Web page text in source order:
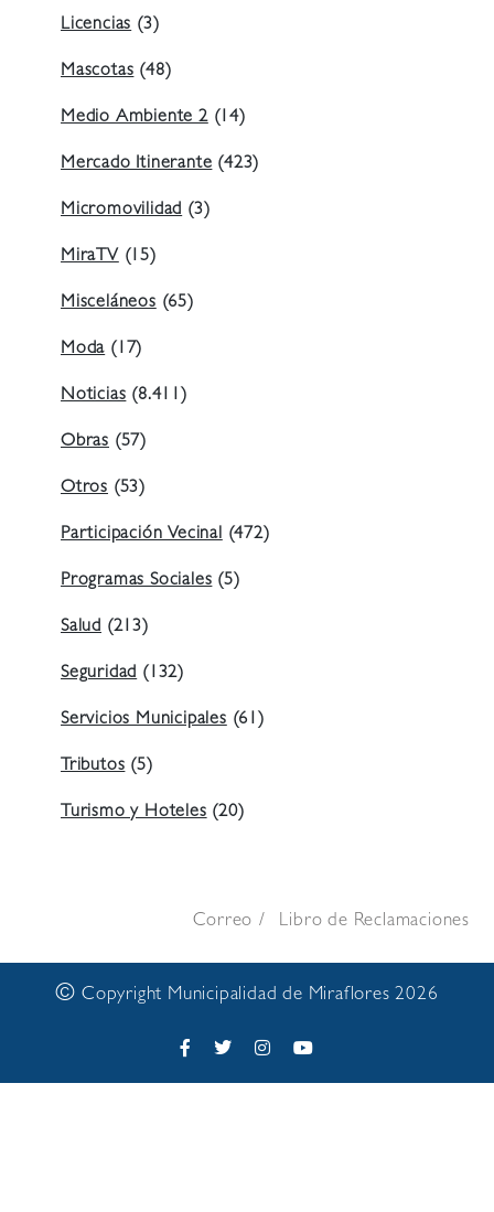
Licencias(3)
Mascotas(48)
Medio Ambiente 2(14)
Mercado Itinerante(423)
Micromovilidad(3)
MiraTV(15)
Misceláneos(65)
Moda(17)
Noticias(8.411)
Obras (57)
Otros (53)
Participación Vecinal(472)
Programas Sociales(5)
Salud (213)
Seguridad(132)
Servicios Municipales(61)
Tributos(5)
Turismo y Hoteles(20)
Correo Libro de Reclamaciones
© Copyright Municipalidad de Miraflores 2026